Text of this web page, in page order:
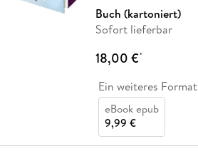
Buch (kartoniert)
Sofort lieferbar
18,00 €*
Ein weiteres Format
eBook epub
9,99 €